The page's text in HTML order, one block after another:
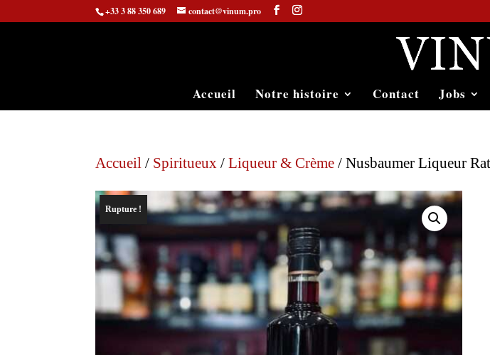
+33 3 88 350 689 contact@vinum.pro
Accueil Notre histoire Contact Jobs
Accueil / Spiritueux /Liqueur & Crème / Nusbaumer Liqueur
Rupture !